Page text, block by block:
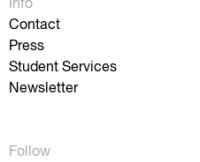
Info
Contact
Press
Student Services
Newsletter
Follow